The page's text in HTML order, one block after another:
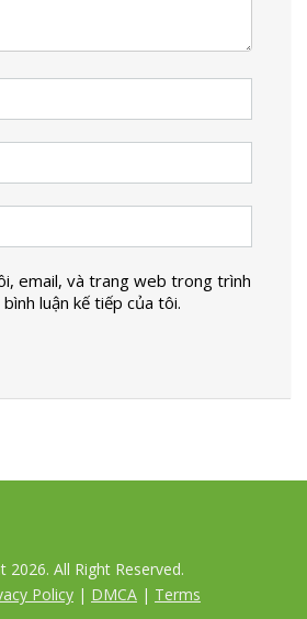
email, và trang web trong trình
luận kế tiếp của tôi.
2026. All Right Reserved.
Policy | DMCA | Terms